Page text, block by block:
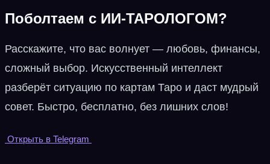
Поболтаем с ИИ‑ТАРОЛОГОМ?
Расскажите, что вас волнует — любовь, финансы,
сложный выбор. Искусственный интеллект
разберёт ситуацию по картам Таро и даст мудрый
совет. Быстро, бесплатно, без лишних слов!
Открыть в Telegram